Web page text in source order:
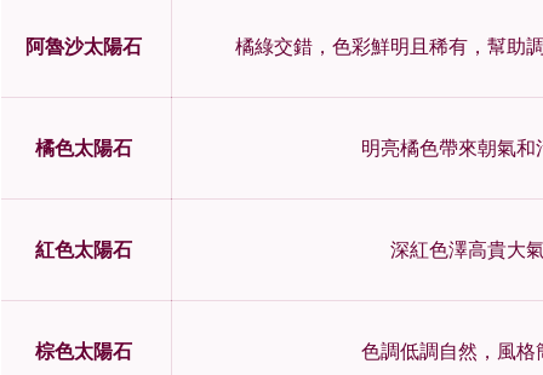
阿魯沙太陽石 橘綠交錯，色彩鮮明且稀有，幫助
橘色太陽石 明亮橘色帶來朝氣和
紅色太陽石 深紅色澤高貴大
棕色太陽石 色調低調自然，風格